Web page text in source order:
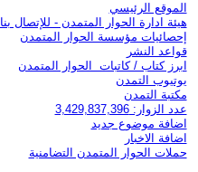
الموقع الرئيسي
هيئة ادارة الحوار المتمدن - للإتصال بنا
إحصائيات مؤسسة الحوار المتمدن
قواعد النشر
ابرز كتاب / كاتبات الحوار المتمدن
يوتيوب التمدن
مكتبة التمدن
عدد الزوار: 3,429,837,396
اضافة موضوع جديد
اضافة الاخبار
حملات الحوار المتمدن التضامنية